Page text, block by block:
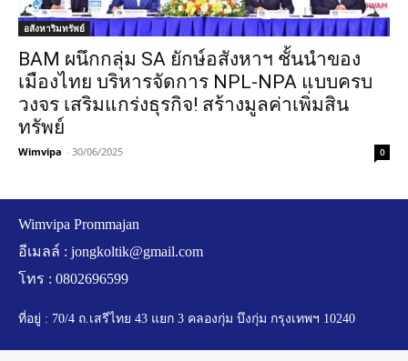
อสังหาริมทรัพย์
BAM ผนึกกลุ่ม SA ยักษ์อสังหาฯ ชั้นนำของ
เมืองไทย บริหารจัดการ NPL-NPA แบบครบ
วงจร เสริมแกร่งธุรกิจ! สร้างมูลค่าเพิ่มสิน
ทรัพย์
Wimvipa - 30/06/2025 0
Wimvipa Prommajan
อีเมลล์ : jongkoltik@gmail.com
โทร : 0802696599
ที่อยู่ : 70/4 ถ.เสรีไทย 43 แยก 3 คลองกุ่ม บึงกุ่ม กรุงเทพฯ 10240